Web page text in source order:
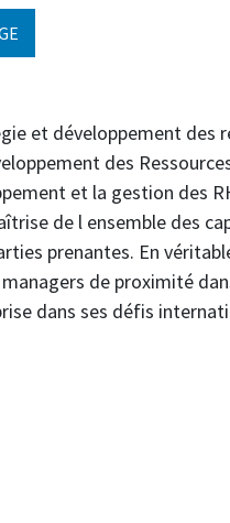
et développement des
des
et la gestion des
de l ensemble des
prenantes. En
de proximité
dans ses défis